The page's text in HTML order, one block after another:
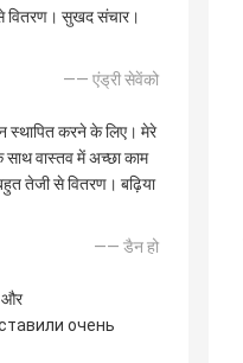
वितरण। सुखद संचार।
—— एंड्री सेवेंको
स्थापित करने के लिए। मेरे
वास्तव में अच्छा काम
तेजी से वितरण। बढ़िया
—— डैन हो
очень